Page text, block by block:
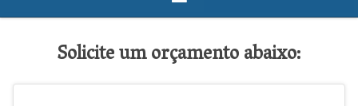
Solicite um orçamento abaixo: